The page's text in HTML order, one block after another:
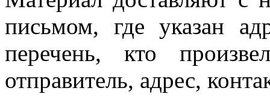
письмом, где указан
перечень, кто
отправитель, адрес,